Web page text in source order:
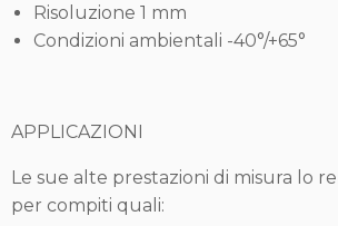
Risoluzione 1 mm
Condizioni ambientali -40°/+65°
APPLICAZIONI
Le sue alte prestazioni di misura lo
per compiti quali: